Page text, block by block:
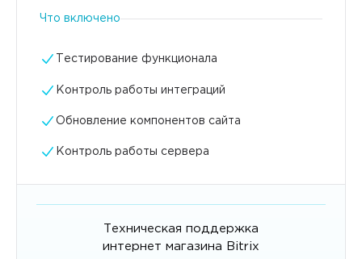
Что включено
Тестирование функционала
Контроль работы интеграций
Обновление компонентов сайта
Контроль работы сервера
Техническая поддержка
интернет магазина Bitrix